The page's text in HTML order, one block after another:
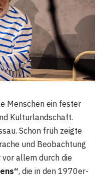
Menschen ein fester
Kulturlandschaft.
Schon früh zeigte
und Beobachtung
allem durch die
, die in den 1970er-